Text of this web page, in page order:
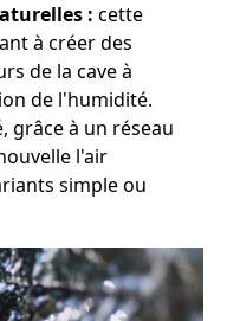
: cette
à créer des
de la cave à
de l'humidité.
grâce à un réseau
l'air
simple ou